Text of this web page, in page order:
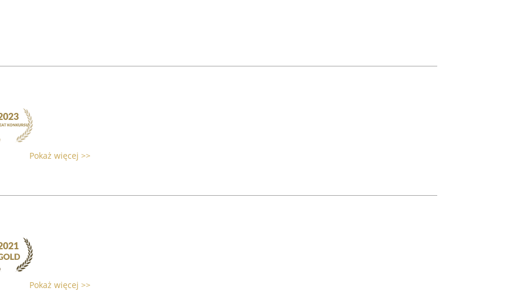
Pokaż więcej >>
Pokaż więcej >>